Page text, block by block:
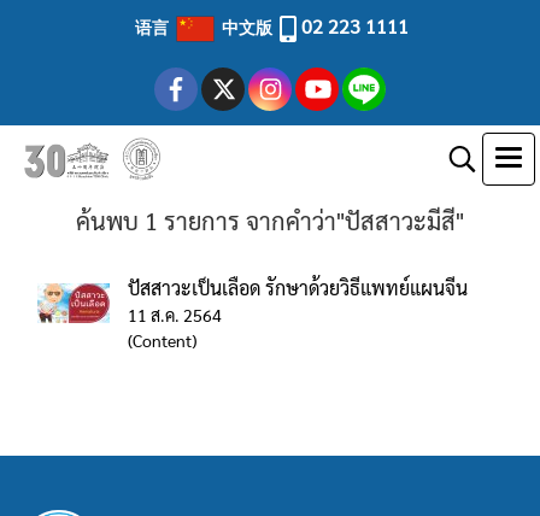
语言 中文版 02 223 1111
ค้นพบ 1 รายการ จากคำว่า"ปัสสาวะมีสี"
ปัสสาวะเป็นเลือด รักษาด้วยวิธีแพทย์แผนจีน
11 ส.ค. 2564
(Content)